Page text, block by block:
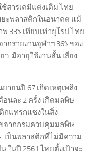
สารเคมีแต่งเติม ไทย
ะพลาสติกในอนาคต แม้
เทียบเท่ายุโรป ไทย
รายงานจุฬาฯ 36% ของ
มีอายุใช้งานสั้น เสี่ยง
ายนปี 67 เกิดเหตุเพลิง
อนละ 2 ครั้ง เกิดมลพิษ
กแทรกแซงในสิ่ง
จากกรมควบคุมมลพิษ
เป็นพลาสติกที่ไม่มีความ
ในปี 2561 ไทยตั้งเป้าจะ